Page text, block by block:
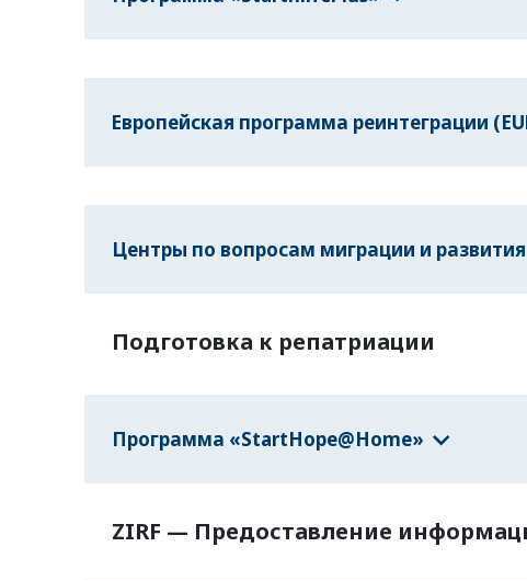
Европейская программа реинтеграции
Центры по вопросам миграции и развития
Подготовка к репатриации
Программа «StartHope@Home»
ZIRF — Предоставление